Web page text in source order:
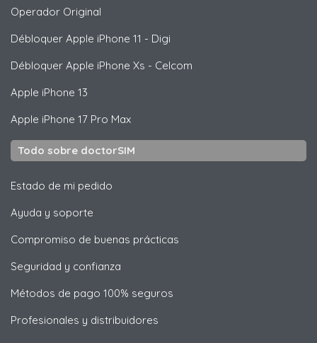
Operador Original
Débloquer Apple iPhone 11 - Digi
Débloquer Apple iPhone Xs - Celcom
Apple iPhone 13
Apple iPhone 17 Pro Max
Todo sobre doctorSIM
Estado de mi pedido
Ayuda y soporte
Compromiso de buenas prácticas
Seguridad y confianza
Métodos de pago 100% seguros
Profesionales y distribuidores